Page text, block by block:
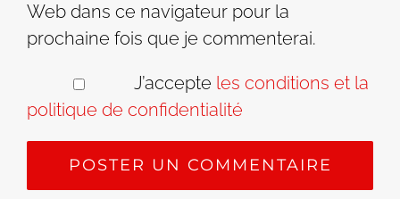
Web dans ce navigateur pour la
prochaine fois que je commenterai.
J’accepte les conditions et la
politique de confidentialité